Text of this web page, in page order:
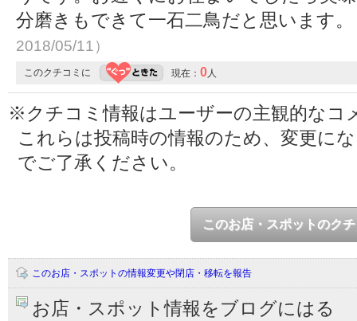
分磨きもできて一石二鳥だと思います
2018/05/11）
このクチコミに 現在： 0 人
※クチコミ情報はユーザーの主観的なコ
これらは投稿時の情報のため、変更に
でご了承ください。
このお店・スポットのク
このお店・スポットの情報変更や閉店・移転を報告
お店・スポット情報をブログにはる